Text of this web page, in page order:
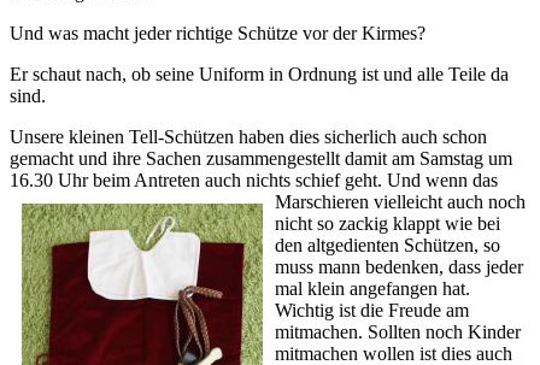
Und was macht jeder richtige Schütze vor der Kirmes?
Er schaut nach, ob seine Uniform in Ordnung ist und alle Teile da
sind.
Unsere kleinen Tell-Schützen haben dies sicherlich auch schon
gemacht und ihre Sachen zusammengestellt damit am Samstag um
16.30 Uhr beim Antreten auch nichts schief geht. Und wenn das
Marschieren vielleicht auch noch
nicht so zackig klappt wie bei
den altgedienten Schützen, so
muss mann bedenken, dass jeder
mal klein angefangen hat.
Wichtig ist die Freude am
mitmachen. Sollten noch Kinder
mitmachen wollen ist dies auch